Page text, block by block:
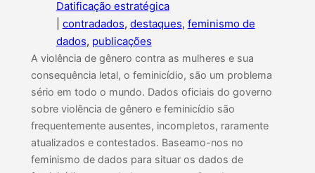
Datificação estratégica
contradados, destaques, feminismo de
dados, publicações
A violência de gênero contra as mulheres e sua
consequência letal, o feminicídio, são um problema
sério em todo o mundo. Dados oficiais do governo
sobre violência de gênero e feminicídio são
frequentemente ausentes, incompletos, raramente
atualizados e contestados. Baseamo-nos no
feminismo de dados para situar os dados de